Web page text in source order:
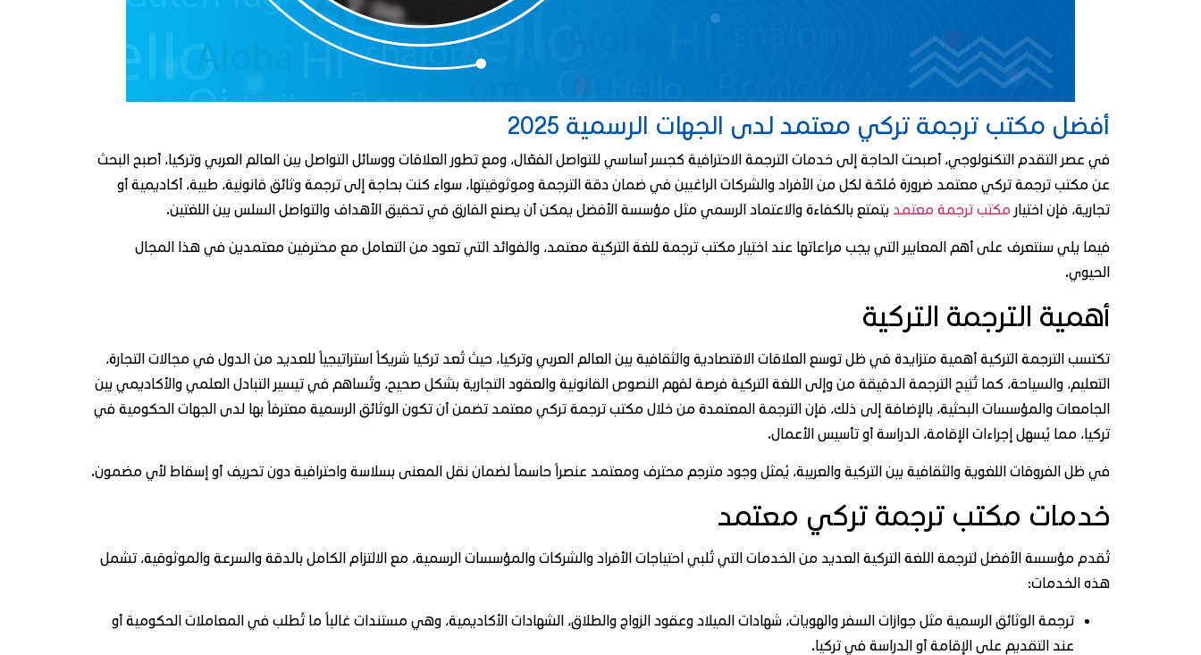
أفضل مكتب ترجمة تركي معتمد لدى الجهات الرسمية 2025
في عصر التقدم التكنولوجي، أصبحت الحاجة إلى خدمات الترجمة الاحترافية كجسر أساسي للتواصل الفعّال، ومع تطور العلاقات ووسائل التواصل بين العالم العربي وتركيا، أصبح البحث
عن مكتب ترجمة تركي معتمد ضرورة مُلحّة لكل من الأفراد والشركات الراغبين في ضمان دقة الترجمة وموثوقيتها، سواء كنت بحاجة إلى ترجمة وثائق قانونية، طبية، أكاديمية أو
تجارية، فإن اختيار مكتب ترجمة معتمد يتمتع بالكفاءة والاعتماد الرسمي مثل مؤسسة الأفضل يمكن أن يصنع الفارق في تحقيق الأهداف والتواصل السلس بين اللغتين.
فيما يلي سنتعرف على أهم المعايير التي يجب مراعاتها عند اختيار مكتب ترجمة للغة التركية معتمد، والفوائد التي تعود من التعامل مع محترفين معتمدين في هذا المجال
الحيوي.
أهمية الترجمة التركية
تكتسب الترجمة التركية أهمية متزايدة في ظل توسع العلاقات الاقتصادية والثقافية بين العالم العربي وتركيا، حيث تُعد تركيا شريكاً استراتيجياً للعديد من الدول في مجالات التجارة،
التعليم، والسياحة، كما تُتيح الترجمة الدقيقة من وإلى اللغة التركية فرصة لفهم النصوص القانونية والعقود التجارية بشكل صحيح، وتُساهم في تيسير التبادل العلمي والأكاديمي بين
الجامعات والمؤسسات البحثية، بالإضافة إلى ذلك، فإن الترجمة المعتمدة من خلال مكتب ترجمة تركي معتمد تضمن أن تكون الوثائق الرسمية معترفاً بها لدى الجهات الحكومية في
تركيا، مما يُسهل إجراءات الإقامة، الدراسة أو تأسيس الأعمال.
في ظل الفروقات اللغوية والثقافية بين التركية والعربية، يُمثل وجود مترجم محترف ومعتمد عنصراً حاسماً لضمان نقل المعنى بسلاسة واحترافية دون تحريف أو إسقاط لأي مضمون.
خدمات مكتب ترجمة تركي معتمد
تُقدم مؤسسة الأفضل لترجمة اللغة التركية العديد من الخدمات التي تُلبي احتياجات الأفراد والشركات والمؤسسات الرسمية، مع الالتزام الكامل بالدقة والسرعة والموثوقية، تشمل
هذه الخدمات:
ترجمة الوثائق الرسمية مثل جوازات السفر والهويات، شهادات الميلاد وعقود الزواج والطلاق، الشهادات الأكاديمية، وهي مستندات غالباً ما تُطلب في المعاملات الحكومية أو
عند التقديم على الإقامة أو الدراسة في تركيا.